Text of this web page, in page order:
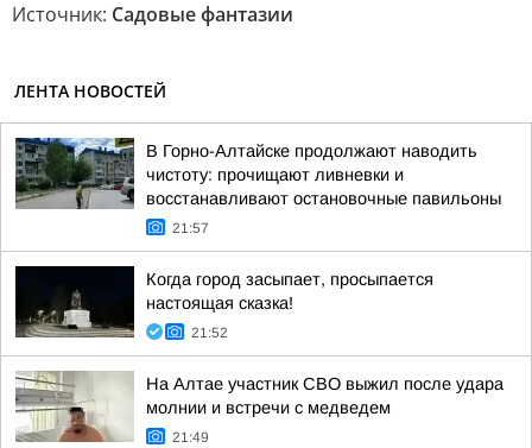
Источник: Садовые фантазии
ЛЕНТА НОВОСТЕЙ
В Горно-Алтайске продолжают наводить
чистоту: прочищают ливневки и
восстанавливают остановочные павильоны
21:57
Когда город засыпает, просыпается
настоящая сказка!
21:52
На Алтае участник СВО выжил после удара
молнии и встречи с медведем
21:49